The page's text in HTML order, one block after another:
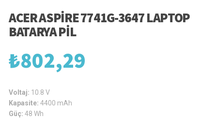
ACER ASPIRE 7741G-3647 LAPTOP
BATARYA PIL
₺802,29
Voltaj: 10.8 V
Kapasite: 4400 mAh
Güç: 48 Wh